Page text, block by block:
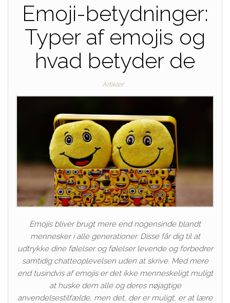
Emoji-betydninger:
Typer af emojis og
hvad betyder de
Artikler
Emojis bliver brugt mere end nogensinde blandt
mennesker i alle generationer. Disse får dig til at
udtrykke dine følelser og følelser levende og forbedrer
samtidig chatteoplevelsen uden at skrive. Med mere
end tusindvis af emojis er det ikke menneskeligt muligt
at huske dem alle og deres nøjagtige
anvendelsestilfælde, men det, der er muligt, er at lære